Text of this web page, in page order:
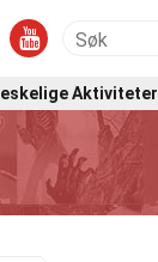
Aktiviteter